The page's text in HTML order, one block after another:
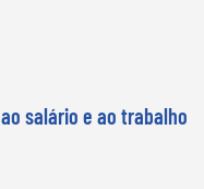
salário e ao trabalho